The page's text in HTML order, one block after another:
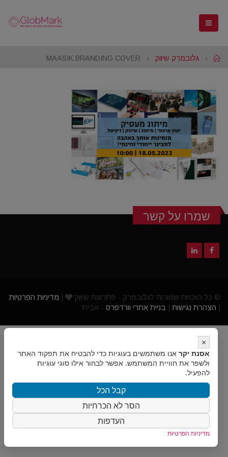
Home
גלובמרק שיווק MAASIK BRANDING COVER
שמרו על קשר
© כל הזכויות שמורות לגלובמרק - פתרונות שיווק
מדיניות הפרטיות
הצהרת נגישות בניית אתרי וורדפרס - אביחי
×
אסנת יקר אנו משתמשים בעוגיות כדי להבטיח את תפקוד האתר
ולשפר את חוויית המשתמש. אפשר לבחור אילו סוגי עוגיות
להפעיל.
קבל הכל
הסר לא הכרחיות
העדפות
מדיניות הפרטיות